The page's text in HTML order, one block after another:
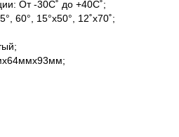
От -30С˚ до +40С˚;
60°, 15°x50°, 12˚x70˚;